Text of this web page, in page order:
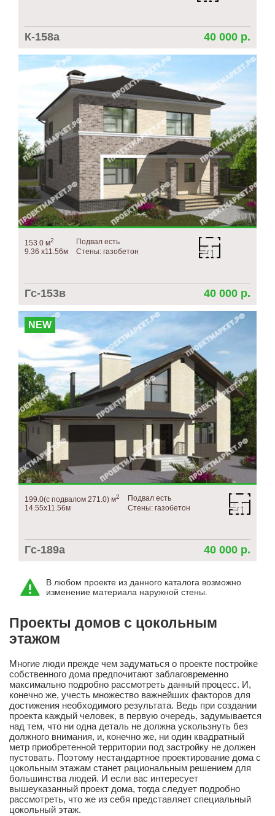
К-158а 40 000 р.
153.0 м2
9.36 х11.56м
Подвал есть
Стены: газобетон
Гс-153в 40 000 р.
NEW
199.0(с подвалом 271.0) м2
14.55х11.56м
Подвал есть
Стены: газобетон
Гс-189а 40 000 р.
В любом проекте из данного каталога возможно
изменение материала наружной стены.
Проекты домов с цокольным
этажом
Многие люди прежде чем задуматься о проекте постройке
собственного дома предпочитают заблаговременно
максимально подробно рассмотреть данный процесс. И,
конечно же, учесть множество важнейших факторов для
достижения необходимого результата. Ведь при создании
проекта каждый человек, в первую очередь, задумывается
над тем, что ни одна деталь не должна ускользнуть без
должного внимания, и, конечно же, ни один квадратный
метр приобретенной территории под застройку не должен
пустовать. Поэтому нестандартное проектирование дома с
цокольным этажам станет рациональным решением для
большинства людей. И если вас интересует
вышеуказанный проект дома, тогда следует подробно
рассмотреть, что же из себя представляет специальный
цокольный этаж.